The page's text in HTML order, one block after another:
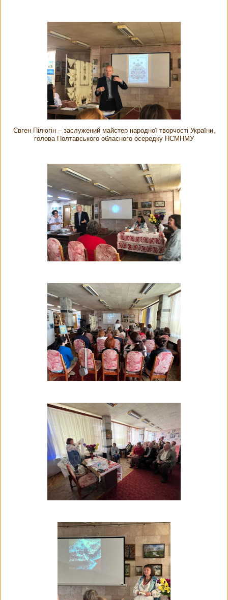
Євген Пілюгін – заслужений майстер народної творчості України,
голова Полтавського обласного осередку НСМНМУ